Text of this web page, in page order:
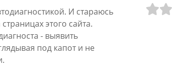
И стараюсь
этого сайта.
- выявить
под капот и не